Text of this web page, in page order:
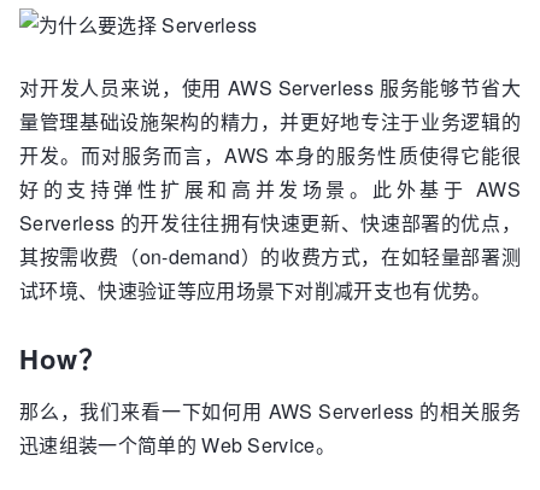
对开发人员来说，使用 AWS Serverless 服务能够节省大
量管理基础设施架构的精力，并更好地专注于业务逻辑的
开发。而对服务而言，AWS 本身的服务性质使得它能很
好的支持弹性扩展和高并发场景。此外基于 AWS
Serverless 的开发往往拥有快速更新、快速部署的优点，
其按需收费（on-demand）的收费方式，在如轻量部署测
试环境、快速验证等应用场景下对削减开支也有优势。
How？
那么，我们来看一下如何用 AWS Serverless 的相关服务
迅速组装一个简单的 Web Service。